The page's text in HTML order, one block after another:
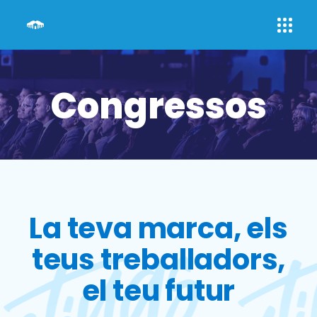
Congressos
La teva marca, els
teus treballadors,
el teu futur